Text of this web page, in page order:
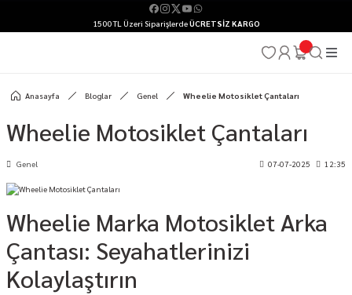
1500 TL Üzeri SiparişlerdeÜCRETSİZ KARGO
Anasayfa Bloglar Genel Wheelie Motosiklet Çantaları
Wheelie Motosiklet Çantaları
Genel 07-07-2025 12:35
Wheelie Marka Motosiklet Arka
Çantası: Seyahatlerinizi
Kolaylaştırın